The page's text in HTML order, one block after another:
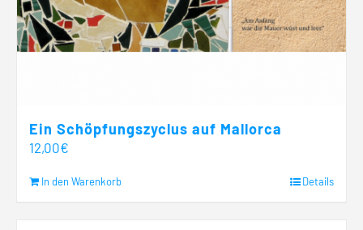
Ein Schöpfungszyclus auf Mallorca
12,00€
In den Warenkorb Details